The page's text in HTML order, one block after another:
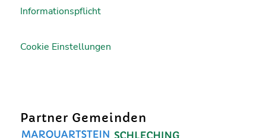
Informationspflicht
Cookie Einstellungen
Partner Gemeinden